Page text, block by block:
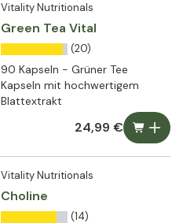
Vitality Nutritionals
Green Tea Vital
(20)
90 Kapseln - Grüner Tee
Kapseln mit hochwertigem
Blattextrakt
24,99 €
Vitality Nutritionals
Choline
(14)